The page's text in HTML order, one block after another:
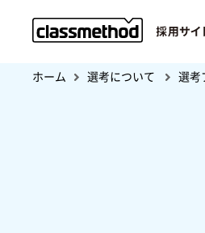
ホーム 選考について 選考